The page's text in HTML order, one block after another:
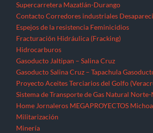
Supercarretera Mazatlán-Durango
Contacto Corredores industriales
Espejos de la resistencia Feminicidios
Fracturación Hidráulica (Fracking)
Hidrocarburos
Gasoducto Jaltipan – Salina Cruz
Gasoducto Salina Cruz – Tapachula
Proyecto Aceites Terciarios del Golfo
Sistema de Transporte de Gas Natural
Home Jornaleros MEGAPROYECTOS
Militarización
Minería